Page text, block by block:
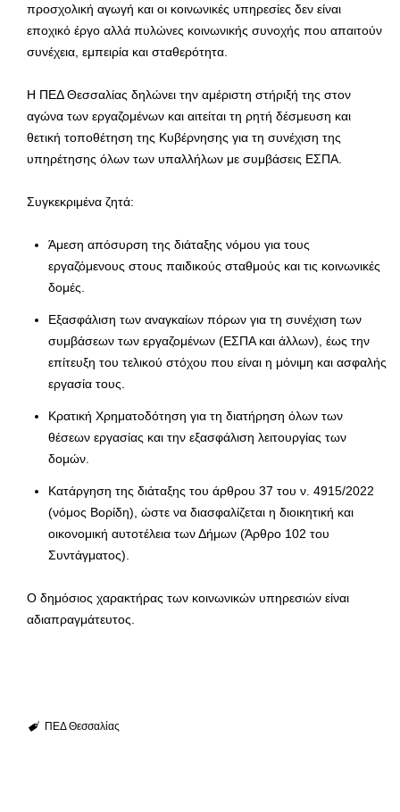
προσχολική αγωγή και οι κοινωνικές υπηρεσίες δεν είναι
εποχικό έργο αλλά πυλώνες κοινωνικής συνοχής που απαιτούν
συνέχεια, εμπειρία και σταθερότητα.
Η ΠΕΔ Θεσσαλίας δηλώνει την αμέριστη στήριξή της στον
αγώνα των εργαζομένων και αιτείται τη ρητή δέσμευση και
θετική τοποθέτηση της Κυβέρνησης για τη συνέχιση της
υπηρέτησης όλων των υπαλλήλων με συμβάσεις ΕΣΠΑ.
Συγκεκριμένα ζητά:
Άμεση απόσυρση της διάταξης νόμου για τους
εργαζόμενους στους παιδικούς σταθμούς και τις κοινωνικές
δομές.
Εξασφάλιση των αναγκαίων πόρων για τη συνέχιση των
συμβάσεων των εργαζομένων (ΕΣΠΑ και άλλων), έως την
επίτευξη του τελικού στόχου που είναι η μόνιμη και ασφαλής
εργασία τους.
Κρατική Χρηματοδότηση για τη διατήρηση όλων των
θέσεων εργασίας και την εξασφάλιση λειτουργίας των
δομών.
Κατάργηση της διάταξης του άρθρου 37 του ν. 4915/2022
(νόμος Βορίδη), ώστε να διασφαλίζεται η διοικητική και
οικονομική αυτοτέλεια των Δήμων (Άρθρο 102 του
Συντάγματος).
Ο δημόσιος χαρακτήρας των κοινωνικών υπηρεσιών είναι
αδιαπραγμάτευτος.
ΠΕΔ Θεσσαλίας